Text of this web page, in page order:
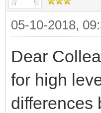
05-10-2018,
Dear
for high
differences